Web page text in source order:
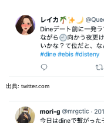
出典: twitter.com